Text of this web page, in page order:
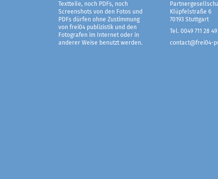
Textteile, noch PDFs, noch
Screenshots von den Fotos und
PDFs dürfen ohne Zustimmung
von frei04 publizistik und den
Fotografen im Internet oder in
anderer Weise benutzt werden.
Klüpfelstraße 6
70193 Stuttgart
Tel. 0049 711 28 49
contact@frei04-